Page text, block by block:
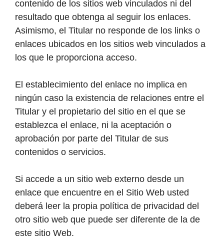
contenido de los sitios web vinculados ni del
resultado que obtenga al seguir los enlaces.
Asimismo, el Titular no responde de los links o
enlaces ubicados en los sitios web vinculados a
los que le proporciona acceso.
El establecimiento del enlace no implica en
ningún caso la existencia de relaciones entre el
Titular y el propietario del sitio en el que se
establezca el enlace, ni la aceptación o
aprobación por parte del Titular de sus
contenidos o servicios.
Si accede a un sitio web externo desde un
enlace que encuentre en el Sitio Web usted
deberá leer la propia política de privacidad del
otro sitio web que puede ser diferente de la de
este sitio Web.